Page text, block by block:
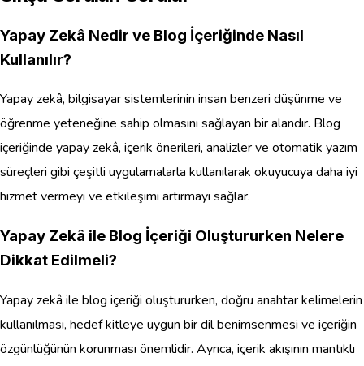
Yapay Zekâ Nedir ve Blog İçeriğinde Nasıl
Kullanılır?
Yapay zekâ, bilgisayar sistemlerinin insan benzeri düşünme ve
öğrenme yeteneğine sahip olmasını sağlayan bir alandır. Blog
içeriğinde yapay zekâ, içerik önerileri, analizler ve otomatik yazım
süreçleri gibi çeşitli uygulamalarla kullanılarak okuyucuya daha iyi
hizmet vermeyi ve etkileşimi artırmayı sağlar.
Yapay Zekâ ile Blog İçeriği Oluştururken Nelere
Dikkat Edilmeli?
Yapay zekâ ile blog içeriği oluştururken, doğru anahtar kelimelerin
kullanılması, hedef kitleye uygun bir dil benimsenmesi ve içeriğin
özgünlüğünün korunması önemlidir. Ayrıca, içerik akışının mantıklı